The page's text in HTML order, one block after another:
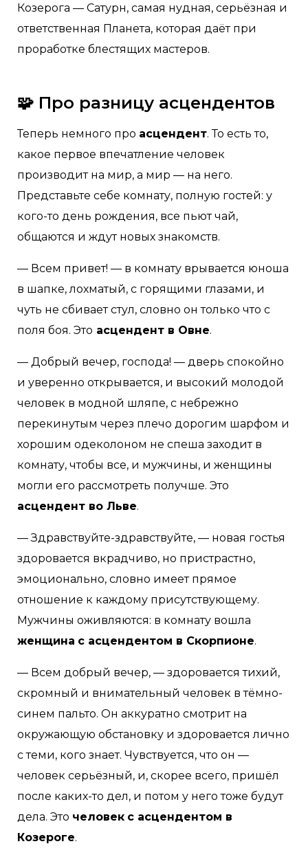
Козерога — Сатурн, самая нудная, серьёзная и
ответственная Планета, которая даёт при
проработке блестящих мастеров.
🧩 Про разницу асцендентов
Теперь немного про асцендент. То есть то,
какое первое впечатление человек
производит на мир, а мир — на него.
Представьте себе комнату, полную гостей: у
кого-то день рождения, все пьют чай,
общаются и ждут новых знакомств.
— Всем привет! — в комнату врывается юноша
в шапке, лохматый, с горящими глазами, и
чуть не сбивает стул, словно он только что с
поля боя. Это асцендент в Овне.
— Добрый вечер, господа! — дверь спокойно
и уверенно открывается, и высокий молодой
человек в модной шляпе, с небрежно
перекинутым через плечо дорогим шарфом и
хорошим одеколоном не спеша заходит в
комнату, чтобы все, и мужчины, и женщины
могли его рассмотреть получше. Это
асцендент во Льве.
— Здравствуйте-здравствуйте, — новая гостья
здоровается вкрадчиво, но пристрастно,
эмоционально, словно имеет прямое
отношение к каждому присутствующему.
Мужчины оживляются: в комнату вошла
женщина с асцендентом в Скорпионе.
— Всем добрый вечер, — здоровается тихий,
скромный и внимательный человек в тёмно-
синем пальто. Он аккуратно смотрит на
окружающую обстановку и здоровается лично
с теми, кого знает. Чувствуется, что он —
человек серьёзный, и, скорее всего, пришёл
после каких-то дел, и потом у него тоже будут
дела. Это человек с асцендентом в
Козероге.